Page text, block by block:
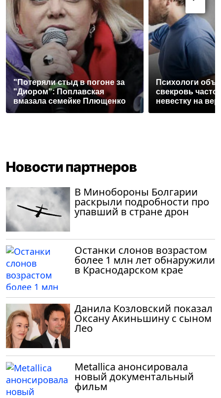
"Потеряли стыд в погоне за
"Диором": Поплавская
вмазала семейке Плющенко
Психологи
свекровь часто
невестку на
Новости партнеров
В Минобороны Болгарии
раскрыли подробности про
упавший в стране дрон
Останки слонов возрастом
более 1 млн лет обнаружили
в Краснодарском крае
Данила Козловский показал
Оксану Акиньшину с сыном
Лео
Metallica анонсировала
новый документальный
фильм